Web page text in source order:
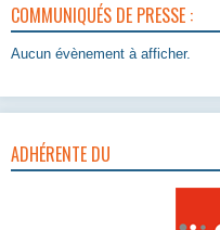
COMMUNIQUÉS DE PRESSE :
Aucun évènement à afficher.
ADHÉRENTE DU